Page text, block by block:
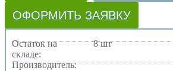
ОФОРМИТЬ ЗАЯВКУ
Остаток на
складе:
8 шт
Производитель: